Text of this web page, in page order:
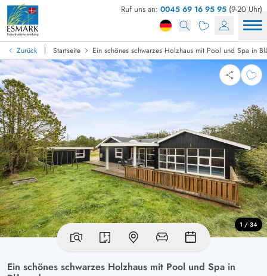
Ruf uns an: 0045 69 16 95 95 (9-20 Uhr)
Zurück | Startseite Ein schönes schwarzes Holzhaus mit Pool und Spa in
Ein schönes schwarzes Holzhaus mit Pool und Spa in
1 / 34